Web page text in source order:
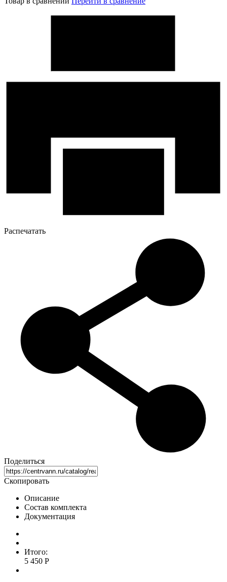
Распечатать
Поделиться
Скопировать
Описание
Состав комплекта
Документация
Итого:
5 450 Р